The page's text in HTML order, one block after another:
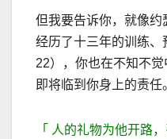
但我要告诉你，就像约
经历了十三年的训练、
22），你也在不知不
即将临到你身上的责任
「 人的礼物为他开路